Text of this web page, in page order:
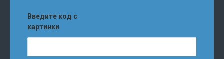
Введите код с
картинки